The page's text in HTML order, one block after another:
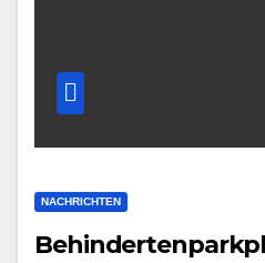
NACHRICHTEN